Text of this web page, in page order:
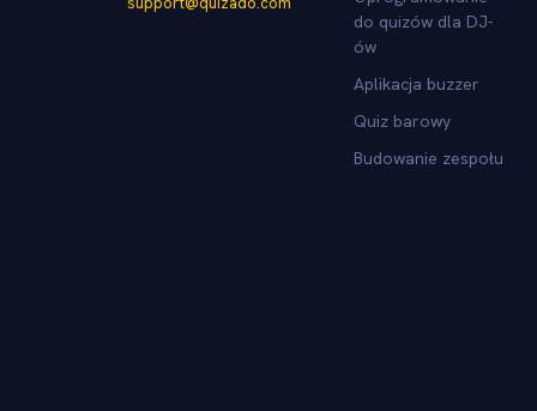
do quizów dla DJ-
ów
Aplikacja buzzer
Quiz barowy
Budowanie zespołu